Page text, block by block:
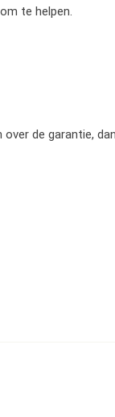
te helpen.
de garantie,